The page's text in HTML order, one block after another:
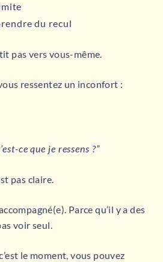
du recul
pas vers vous-même.
ressentez un inconfort :
ce que je ressens ?”
pas claire.
Parce qu’il y a des
voir seul.
le moment, vous pouvez